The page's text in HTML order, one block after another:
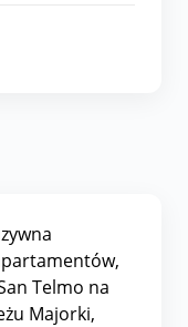
Telmo na
Majorki,